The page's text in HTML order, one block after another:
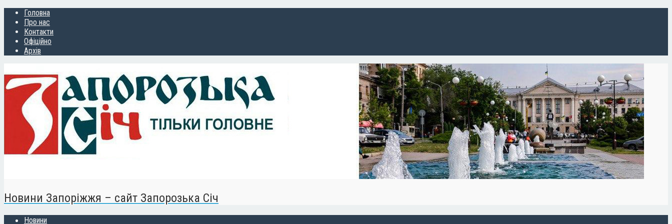
Головна
Про нас
Контакти
Офіційно
Архів
Новини Запоріжжя – сайт Запорозька Січ
Новини